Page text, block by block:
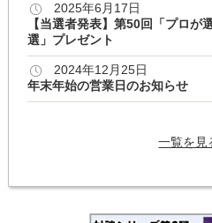
2025年6月17日
【当選者発表】第50回「プロが
選」プレゼント
2024年12月25日
年末年始の営業日のお知らせ
一覧を見